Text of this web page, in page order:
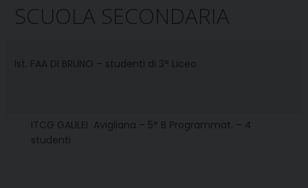
SCUOLA SECONDARIA
Ist. FAA DI BRUNO – studenti di 3° Liceo
ITCG GALILEI  Avigliana – 5° B Programmat. – 4
studenti